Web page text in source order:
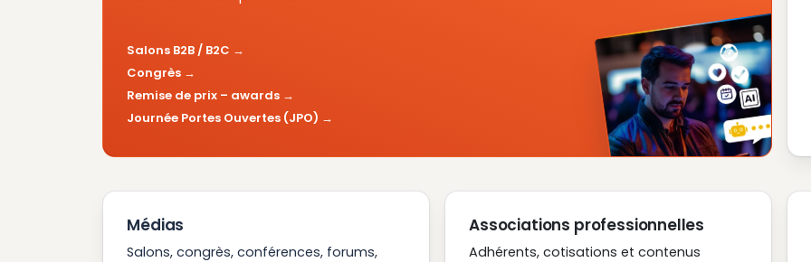
Salons B2B / B2C
Congrès
Remise de prix – awards
Journée Portes Ouvertes (JPO)
Médias
Salons, congrès, conférences, forums,
Associations professionnelles
Adhérents, cotisations et contenus